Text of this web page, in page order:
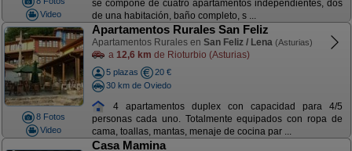
Video
se compone de cuatro apartamentos independientes, dos
de una habitación, baño completo, s ...
8 Fotos
Video
Apartamentos Rurales San Feliz
Apartamentos Rurales en San Feliz / Lena (Asturias)
a 12,6 km de Rioturbio (Asturias)
5 plazas
20 €
30 km de Oviedo
4 apartamentos duplex con capacidad para 4/5
personas cada uno. Totalmente equipados con ropa de
cama, toallas, mantas, menaje de cocina par ...
Casa Mamina